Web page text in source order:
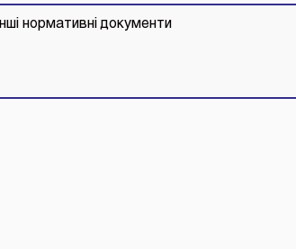
Інші нормативні документи